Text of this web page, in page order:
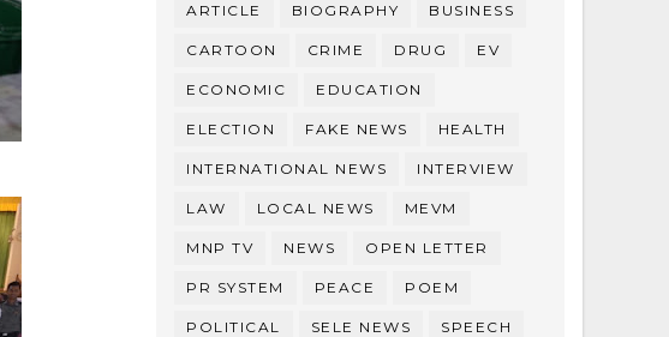
ARTICLE BIOGRAPHY BUSINESS
CARTOON CRIME DRUG EV
ECONOMIC EDUCATION
ELECTION FAKE NEWS HEALTH
INTERNATIONAL NEWS INTERVIEW
LAW LOCAL NEWS MEVM
MNP TV NEWS OPEN LETTER
PR SYSTEM PEACE POEM
POLITICAL SELE NEWS SPEECH